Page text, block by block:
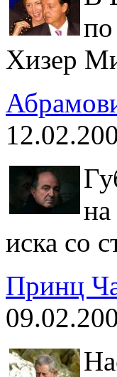
Хизер
иска со
Принц